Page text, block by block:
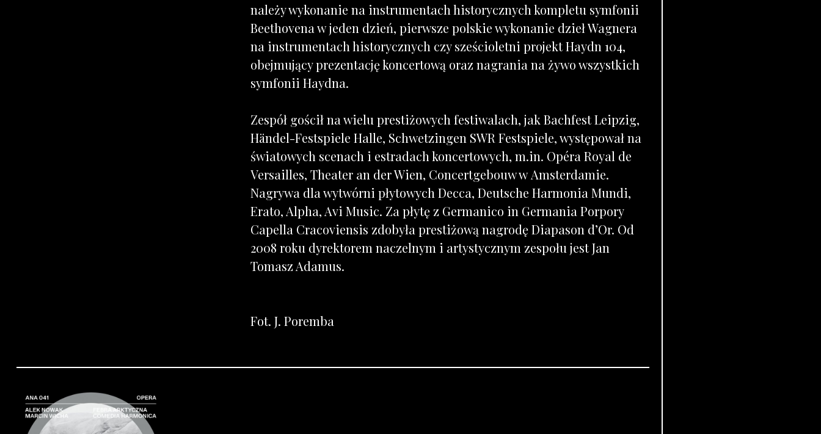
należy wykonanie na instrumentach historycznych kompletu symfonii
Beethovena w jeden dzień, pierwsze polskie wykonanie dzieł Wagnera
na instrumentach historycznych czy sześcioletni projekt Haydn 104,
obejmujący prezentację koncertową oraz nagrania na żywo wszystkich
symfonii Haydna.
Zespół gościł na wielu prestiżowych festiwalach, jak Bachfest Leipzig,
Händel-Festspiele Halle, Schwetzingen SWR Festspiele, występował na
światowych scenach i estradach koncertowych, m.in. Opéra Royal de
Versailles, Theater an der Wien, Concertgebouw w Amsterdamie.
Nagrywa dla wytwórni płytowych Decca, Deutsche Harmonia Mundi,
Erato, Alpha, Avi Music. Za płytę z Germanico in Germania Porpory
Capella Cracoviensis zdobyła prestiżową nagrodę Diapason d’Or. Od
2008 roku dyrektorem naczelnym i artystycznym zespołu jest Jan
Tomasz Adamus.
Fot. J. Poremba